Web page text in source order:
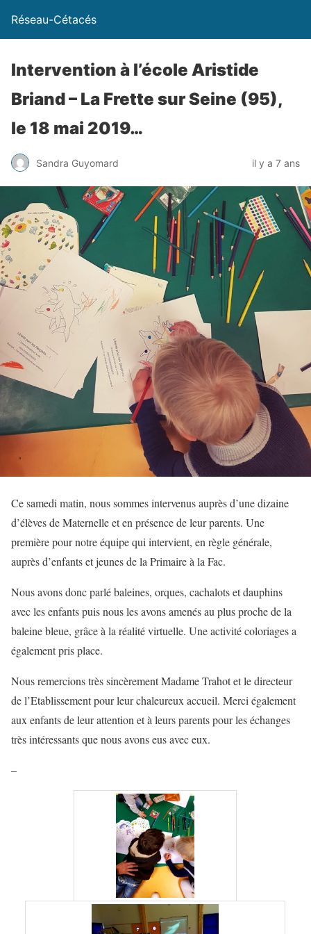
Réseau-Cétacés
Intervention à l’école Aristide
Briand – La Frette sur Seine (95),
le 18 mai 2019…
Sandra Guyomard il y a 7 ans
Ce samedi matin, nous sommes intervenus auprès d’une dizaine
d’élèves de Maternelle et en présence de leur parents. Une
première pour notre équipe qui intervient, en règle générale,
auprès d’enfants et jeunes de la Primaire à la Fac.
Nous avons donc parlé baleines, orques, cachalots et dauphins
avec les enfants puis nous les avons amenés au plus proche de la
baleine bleue, grâce à la réalité virtuelle. Une activité coloriages a
également pris place.
Nous remercions très sincèrement Madame Trahot et le directeur
de l’Etablissement pour leur chaleureux accueil. Merci également
aux enfants de leur attention et à leurs parents pour les échanges
très intéressants que nous avons eus avec eux.
–